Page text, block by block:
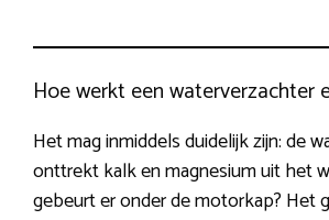
Hoe werkt een waterverzachter
Het mag inmiddels duidelijk zijn: de
onttrekt kalk en magnesium uit het
gebeurt er onder de motorkap? Het